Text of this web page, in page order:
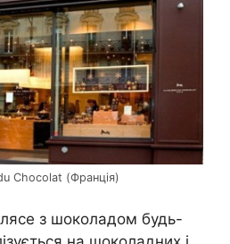
Chocolat (Франція)
з шоколадом будь-